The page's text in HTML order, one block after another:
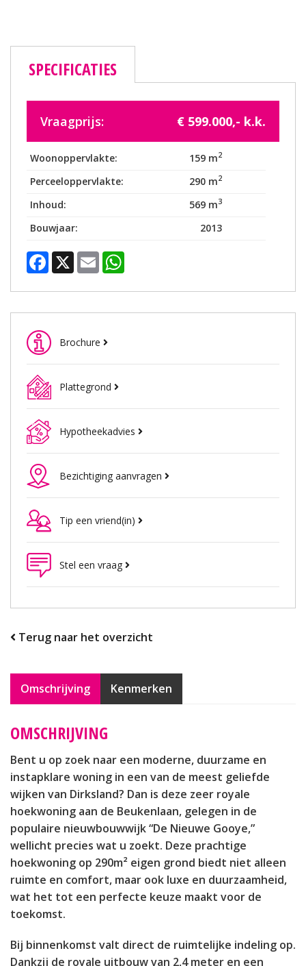
SPECIFICATIES
Vraagprijs: € 599.000,- k.k.
Woonoppervlakte: 159 m2
Perceeloppervlakte: 290 m2
Inhoud: 569 m3
Bouwjaar: 2013
Facebook
X Email
Brochure
Plattegrond
Hypotheekadvies
Bezichtiging aanvragen
Tip een vriend(in)
Stel een vraag
Terug naar het overzicht
Omschrijving Kenmerken
OMSCHRIJVING
Bent u op zoek naar een moderne, duurzame en
instapklare woning in een van de meest geliefde
wijken van Dirksland? Dan is deze zeer royale
hoekwoning aan de Beukenlaan, gelegen in de
populaire nieuwbouwwijk “De Nieuwe Gooye,”
wellicht precies wat u zoekt. Deze prachtige
hoekwoning op 290m² eigen grond biedt niet alleen
ruimte en comfort, maar ook luxe en duurzaamheid,
wat het tot een perfecte keuze maakt voor de
toekomst.
Bij binnenkomst valt direct de ruimtelijke indeling op.
Dankzij de royale uitbouw van 2,4 meter en een